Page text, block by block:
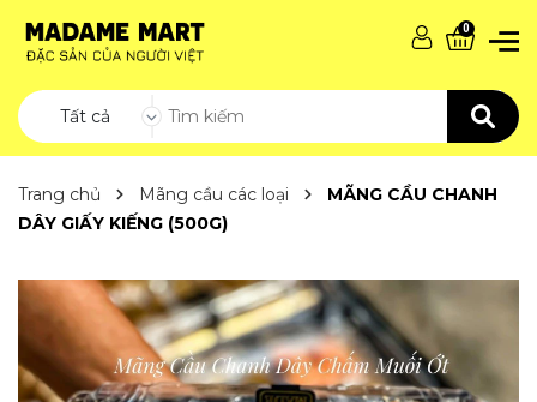
Tất cả
0
Trang chủ Mãng cầu các loại
MÃNG CẦU CHANH
DÂY GIẤY KIẾNG (500G)